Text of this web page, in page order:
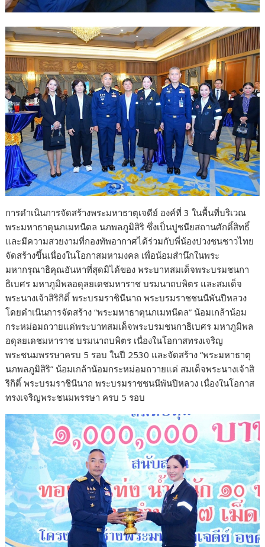
การดำเนินการจัดสร้างพระมหาธาตุเจดีย์ องค์ที่ 3 ในพื้นที่บริเวณ
พระมหาธาตุนภเมทนีดล นภพลภูมิสิริ ซึ่งเป็นปูชนียสถานศักดิ์สิทธิ์
และมีความสวยงามที่กองทัพอากาศได้ร่วมกับพี่น้องปวงชนชาวไทย
จัดสร้างขึ้นเนื่องในโอกาสมหามงคล เพื่อน้อมสำนึกในพระ
มหากรุณาธิคุณอันหาที่สุดมิได้ของ พระบาทสมเด็จพระบรมชนกา
ธิเบศร มหาภูมิพลอดุลยเดชมหาราช บรมนาถบพิตร และสมเด็จ
พระนางเจ้าสิริกิติ์ พระบรมราชินีนาถ พระบรมราชชนนีพันปีหลวง
โดยดำเนินการจัดสร้าง “พระมหาธาตุนภเมทนีดล” น้อมเกล้าน้อม
กระหม่อมถวายแด่พระบาทสมเด็จพระบรมชนกาธิเบศร มหาภูมิพล
อดุลยเดชมหาราช บรมนาถบพิตร เนื่องในโอกาสทรงเจริญ
พระชนมพรรษาครบ 5 รอบ ในปี 2530 และจัดสร้าง “พระมหาธาตุ
นภพลภูมิสิริ” น้อมเกล้าน้อมกระหม่อมถวายแด่ สมเด็จพระนางเจ้าสิ
ริกิติ์ พระบรมราชินีนาถ พระบรมราชชนนีพันปีหลวง เนื่องในโอกาส
ทรงเจริญพระชนมพรรษา ครบ 5 รอบ